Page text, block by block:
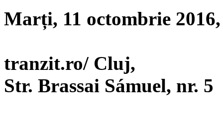
Marți, 11 octombrie
tranzit.ro/ Cluj,
Str. Brassai Sámuel, nr. 5